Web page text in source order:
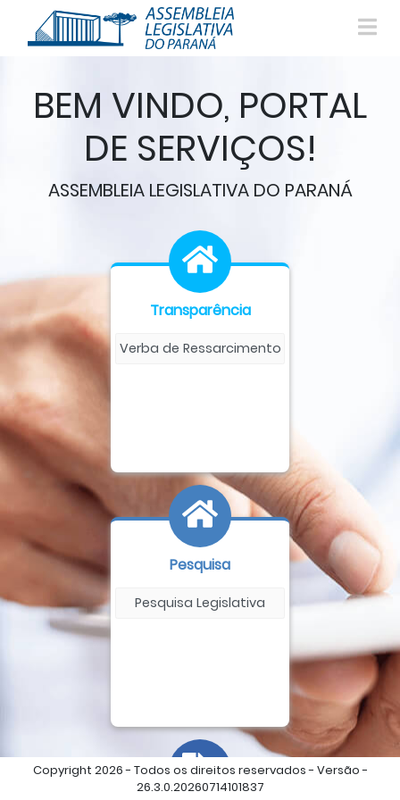
BEM VINDO, PORTAL
DE SERVIÇOS!
ASSEMBLEIA LEGISLATIVA DO PARANÁ
Transparência
Verba de Ressarcimento
Pesquisa
Pesquisa Legislativa
Copyright 2026 - Todos os direitos reservados - Versão -
26.3.0.20260714101837